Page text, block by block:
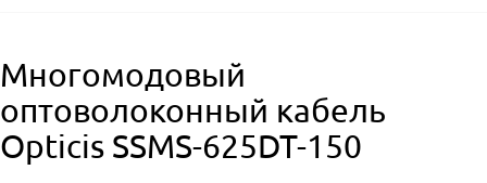
Многомодовый
оптоволоконный кабель
Opticis SSMS-625DT-150